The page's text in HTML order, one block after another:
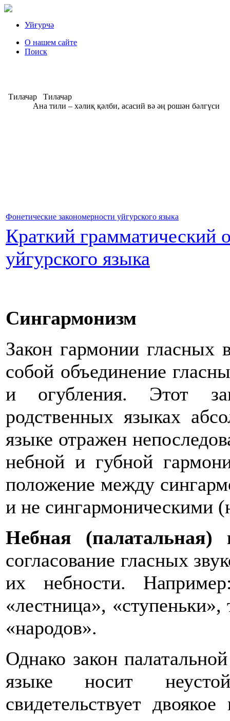
Уйғурчә
О нашем сайте
Поиск
Тилачар
Тилачар
Ана тили – хәлиқ қәлби, асасий вә әң рошән бәлгүси
Фонетические закономерности уйгурского языка
Краткий грамматический
уйгурского языка
Сингармонизм
Закон гармонии гласных
собой объединение
и огубления. Этот
родственных языках
языке отражен
небной и губной
положение между
и не сингармоническими
Небная (палатальная)
согласование гласных
их небности.
«лестница»,
«народов».
Однако закон
языке носит
свидетельствует